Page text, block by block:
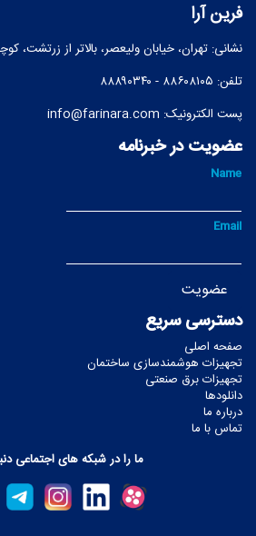
فرین آرا
نشانی:‌ تهران، خیابان ولیعصر، بالاتر از زرتشت، کوچه
تلفن: ۸۸۶۰۸۱۰۵ - ۸۸۸۹۰۳۴۰
پست الکترونیک: info@farinara.com
عضویت در خبرنامه
Name
Email
دسترسی سریع
صفحه اصلی
تجهیزات هوشمندسازی ساختمان
تجهیزات برق صنعتی
دانلودها
درباره ما
تماس با ما
ما را در شبکه های اجتماعی